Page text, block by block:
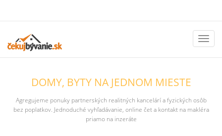
DOMY, BYTY NA JEDNOM MIESTE
Agregujeme ponuky partnerských realitných kancelárí a fyzických osôb
bez poplatkov. Jednoduché vyhľadávanie, online čet a kontakt na makléra
priamo na inzeráte